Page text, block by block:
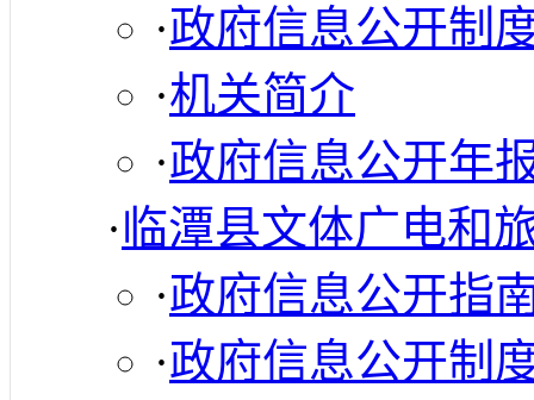
·政府信息公开制
·机关简介
·政府信息公开年
·临潭县文体广电和
·政府信息公开指
·政府信息公开制